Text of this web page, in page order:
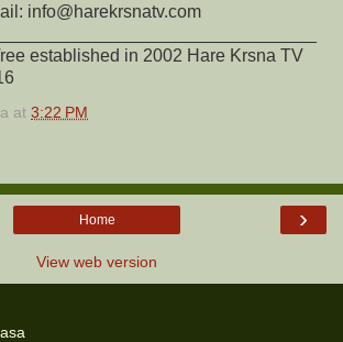
info@harekrsnatv.com
established in 2002 Hare Krsna TV
at 3:22 PM
›
Home
View web version